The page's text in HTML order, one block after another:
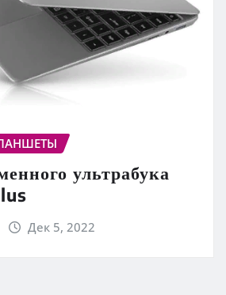
ультрабука
Дек 5, 2022